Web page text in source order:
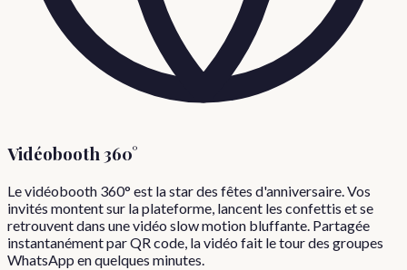
Vidéobooth 360°
Le vidéobooth 360° est la star des fêtes d'anniversaire. Vos
invités montent sur la plateforme, lancent les confettis et se
retrouvent dans une vidéo slow motion bluffante. Partagée
instantanément par QR code, la vidéo fait le tour des groupes
WhatsApp en quelques minutes.